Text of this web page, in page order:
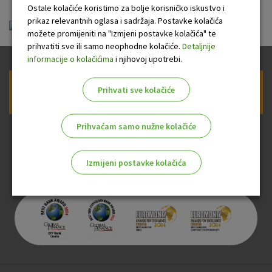
FID-OTP_Active 01.07.2026.pdf
Prijava na newsletter OTP banke
Ostale kolačiće koristimo za bolje korisničko iskustvo i
prikaz relevantnih oglasa i sadržaja. Postavke kolačića
možete promijeniti na "Izmjeni postavke kolačića" te
prihvatiti sve ili samo neophodne kolačiće. Detaljnije
informacije o kolačićima i njihovoj upotrebi.
Prihvati sve kolačiće
Prihvaćam samo nužne kolačiće
Izmijeni postavke kolačića